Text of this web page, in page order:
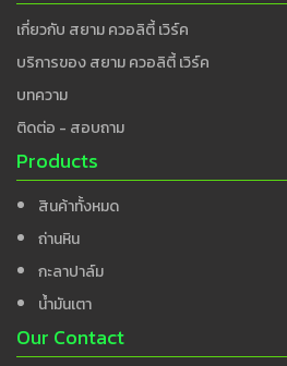
เกี่ยวกับ สยาม ควอลิตี้ เวิร์ค
บริการของ สยาม ควอลิตี้ เวิร์ค
บทความ
ติดต่อ - สอบถาม
Products
สินค้าทั้งหมด
ถ่านหิน
กะลาปาล์ม
น้ำมันเตา
Our Contact